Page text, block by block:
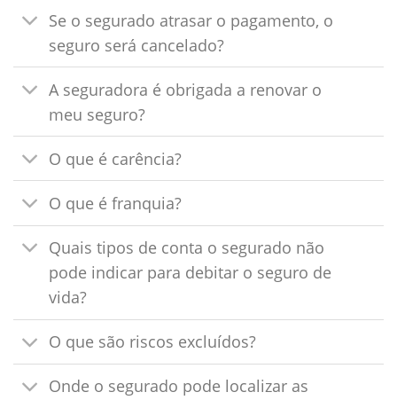
Se o segurado atrasar o pagamento, o
seguro será cancelado?
A seguradora é obrigada a renovar o
meu seguro?
O que é carência?
O que é franquia?
Quais tipos de conta o segurado não
pode indicar para debitar o seguro de
vida?
O que são riscos excluídos?
Onde o segurado pode localizar as